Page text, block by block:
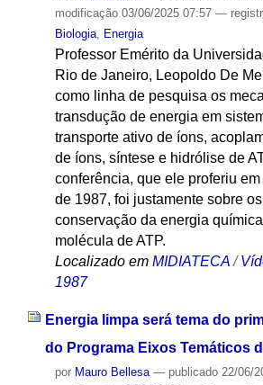
modificação03/06/2025 07:57 —
Biologia, Energia
Professor Emérito da
Rio de Janeiro, Leopoldo De
como linha de pesquisa os
transdução de energia em
transporte ativo de íons,
de íons, síntese e hidrólise de
conferência, que ele proferiu
de 1987, foi justamente sobre
conservação da energia
molécula de ATP.
Localizado em MIDIATECA /
1987
Energia limpa será tema do
do Programa Eixos Temáticos
por Mauro Bellesa — publicado22/06/